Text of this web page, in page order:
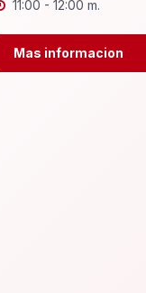
11:00 - 12:00 m.
Mas informacion